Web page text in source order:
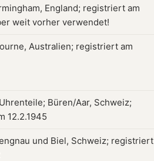
England; registriert am
weit vorher verwendet!
Australien; registriert am
Büren/Aar, Schweiz;
12.2.1945
und Biel, Schweiz; registriert